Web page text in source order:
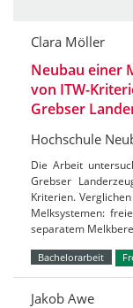
Clara Möller
Neubau einer
von ITW-
Grebser
Hochschule
Die Arbeit
Grebser
Kriterien.
Melksystemen:
separatem
Bachelorarbeit
Jakob Awe